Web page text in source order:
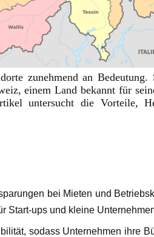
zunehmend an
einem Land bekannt für
untersucht die Vorteile,
bei Mieten und
Start-ups und kleine
sodass Unternehmen ihre